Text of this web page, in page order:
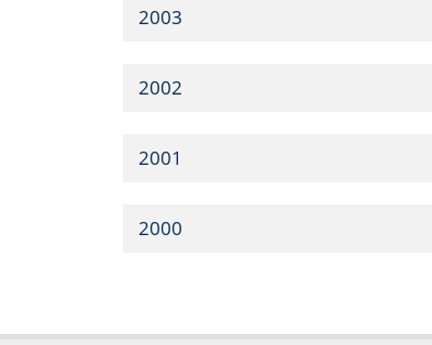
2003
2002
2001
2000